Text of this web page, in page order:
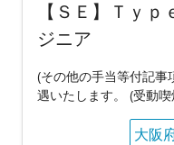
【ＳＥ】Ｔｙ
ジニア
(その他の手当等付記事
遇いたします。 (受動
大阪